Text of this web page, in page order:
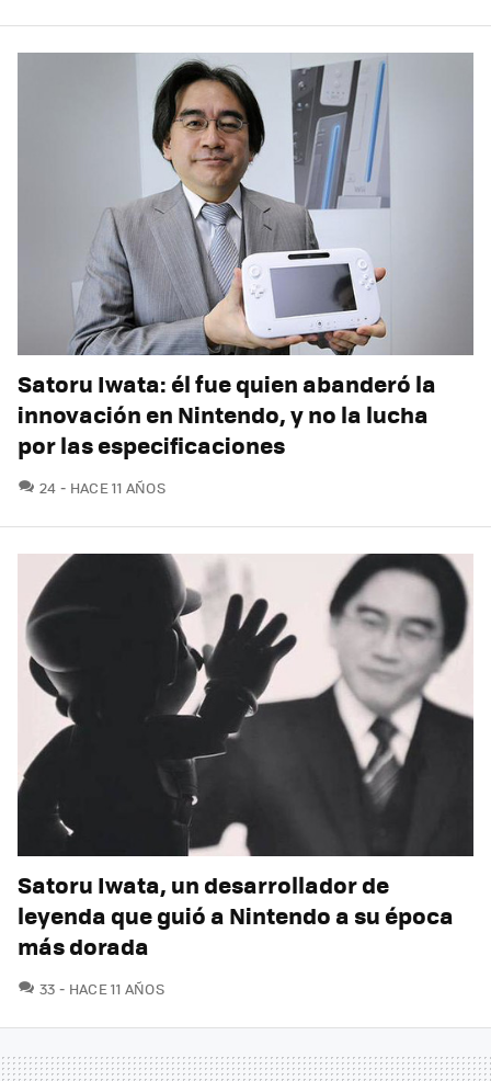
Satoru Iwata: él fue quien abanderó la
innovación en Nintendo, y no la lucha
por las especificaciones
24 COMENTARIOS
HACE 11 AÑOS
Satoru Iwata, un desarrollador de
leyenda que guió a Nintendo a su época
más dorada
33 COMENTARIOS
HACE 11 AÑOS